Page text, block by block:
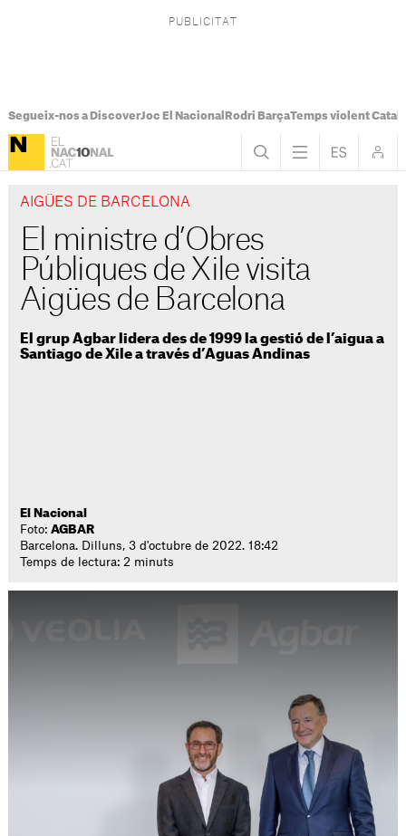
Segueix-nos a DiscoverJoc El Nacional Rodri BarçaTemps violent
AIGÜES DE BARCELONA
El ministre d’Obres
Públiques de Xile visita
Aigües de Barcelona
El grup Agbar lidera des de 1999 la gestió de l’aigua a
Santiago de Xile a través d’Aguas Andinas
El Nacional
Foto:AGBAR
Barcelona. Dilluns, 3 d'octubre de 2022. 18:42
Temps de lectura: 2 minuts